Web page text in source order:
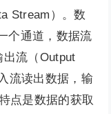
Stream）。数
个通道，数据流
流（Output
流读出数据，输
点是数据的获取